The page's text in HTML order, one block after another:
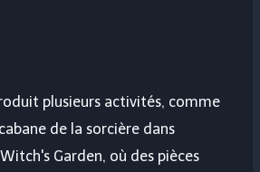
plusieurs activités, comme
de la sorcière dans
Garden, où des pièces